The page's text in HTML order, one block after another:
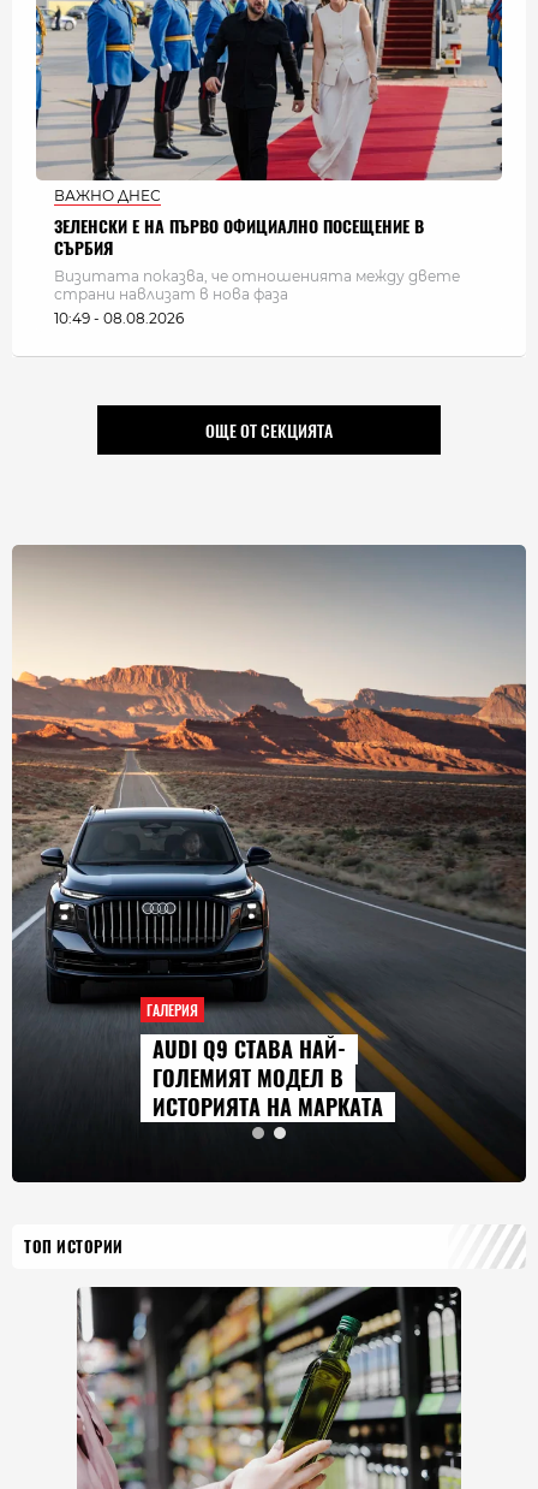
ВАЖНО ДНЕС
ЗЕЛЕНСКИ Е НА ПЪРВО ОФИЦИАЛНО ПОСЕЩЕНИЕ В
СЪРБИЯ
Визитата показва, че отношенията между двете
страни навлизат в нова фаза
10:49 - 08.08.2026
ОЩЕ ОТ СЕКЦИЯТА
ГАЛЕРИЯ
AUDI Q9 СТАВА НАЙ-
ГОЛЕМИЯТ МОДЕЛ В
ИСТОРИЯТА НА МАРКАТА
ТОП ИСТОРИИ